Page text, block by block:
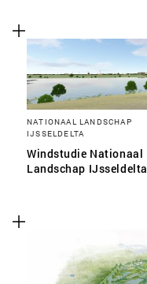
NATIONAAL LANDSCHAP
IJSSELDELTA
Windstudie Nationaal
Landschap IJsseldelta